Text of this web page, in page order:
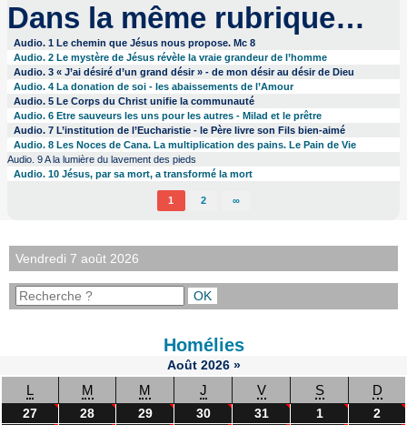
Dans la même rubrique…
Audio. 1 Le chemin que Jésus nous propose. Mc 8
Audio. 2 Le mystère de Jésus révèle la vraie grandeur de l’homme
Audio. 3 « J’ai désiré d’un grand désir » - de mon désir au désir de Dieu
Audio. 4 La donation de soi - les abaissements de l’Amour
Audio. 5 Le Corps du Christ unifie la communauté
Audio. 6 Etre sauveurs les uns pour les autres - Milad et le prêtre
Audio. 7 L’institution de l’Eucharistie - le Père livre son Fils bien-aimé
Audio. 8 Les Noces de Cana. La multiplication des pains. Le Pain de Vie
Audio. 9 A la lumière du lavement des pieds
Audio. 10 Jésus, par sa mort, a transformé la mort
1 2 ∞
Vendredi 7 août 2026
Homélies
Août 2026 »
L M M J V S D
27 28 29 30 31 1
2